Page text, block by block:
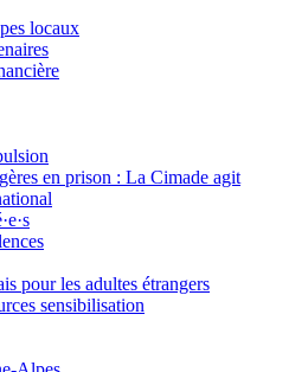
locaux
en prison : La Cimade agit
pour les adultes étrangers
sensibilisation